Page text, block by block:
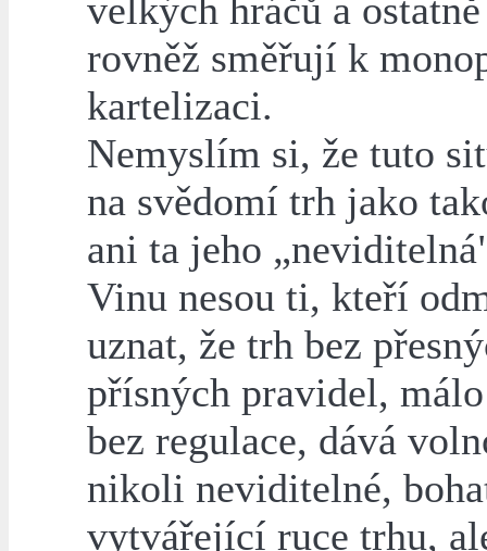
velkých hráčů a
rovněž směřují k
kartelizaci.
Nemyslím si, že tuto
na svědomí trh jako
ani ta jeho
Vinu nesou ti, kteří
uznat, že trh bez
přísných pravidel,
bez regulace, dává
nikoli neviditelné,
vytvářející ruce trhu,